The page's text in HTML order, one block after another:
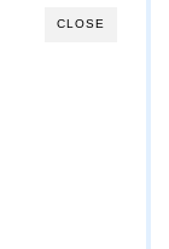
CLOSE